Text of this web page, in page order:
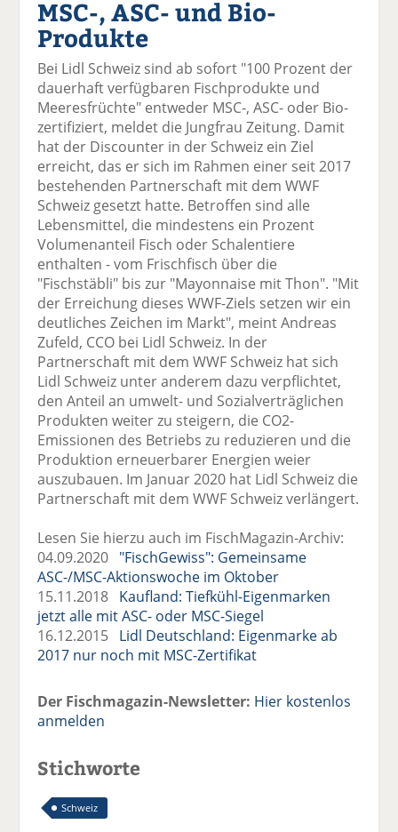
F
ac
e
b
o
o
k
te
il
e
n
tt
er
n
Li
n
k
e
di
n
te
il
e
E
ai
l
er
ck
n
MSC-, ASC- und Bio-
Produkte
Bei Lidl Schweiz sind ab sofort "100 Prozent der
dauerhaft verfügbaren Fischprodukte und
Meeresfrüchte" entweder MSC-, ASC- oder Bio-
zertifiziert, meldet die Jungfrau Zeitung. Damit
hat der Discounter in der Schweiz ein Ziel
erreicht, das er sich im Rahmen einer seit 2017
bestehenden Partnerschaft mit dem WWF
Schweiz gesetzt hatte. Betroffen sind alle
Lebensmittel, die mindestens ein Prozent
Volumenanteil Fisch oder Schalentiere
enthalten - vom Frischfisch über die
"Fischstäbli" bis zur "Mayonnaise mit Thon". "Mit
der Erreichung dieses WWF-Ziels setzen wir ein
deutliches Zeichen im Markt", meint Andreas
Zufeld, CCO bei Lidl Schweiz. In der
Partnerschaft mit dem WWF Schweiz hat sich
Lidl Schweiz unter anderem dazu verpflichtet,
den Anteil an umwelt- und Sozialverträglichen
Produkten weiter zu steigern, die CO2-
Emissionen des Betriebs zu reduzieren und die
Produktion erneuerbarer Energien weier
auszubauen. Im Januar 2020 hat Lidl Schweiz die
Partnerschaft mit dem WWF Schweiz verlängert.
Lesen Sie hierzu auch im FischMagazin-Archiv:
04.09.2020 "FischGewiss": Gemeinsame
ASC-/MSC-Aktionswoche im Oktober
15.11.2018 Kaufland: Tiefkühl-Eigenmarken
jetzt alle mit ASC- oder MSC-Siegel
16.12.2015 Lidl Deutschland: Eigenmarke ab
2017 nur noch mit MSC-Zertifikat
Der Fischmagazin-Newsletter: Hier kostenlos
anmelden
Stichworte
Schweiz